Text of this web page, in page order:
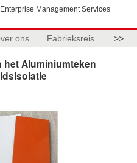
Management Services
ons Fabrieksreis >>
het Aluminiumteken